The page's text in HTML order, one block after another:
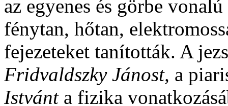
az egyenes és görbe
fénytan, hőtan,
fejezeteket tanították. A
Fridvaldszky Jánost, a
Istvánt a fizika